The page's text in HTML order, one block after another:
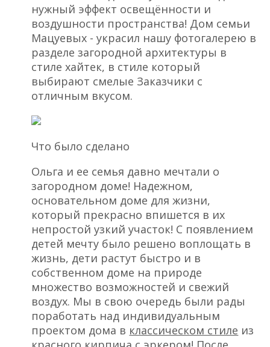
нужный эффект освещённости и
воздушности пространства! Дом семьи
Мацуевых - украсил нашу фотогалерею в
разделе загородной архитектуры в
стиле хайтек, в стиле который
выбирают смелые Заказчики с
отличным вкусом.
Что было сделано
Ольга и ее семья давно мечтали о
загородном доме! Надежном,
основательном доме для жизни,
который прекрасно впишется в их
непростой узкий участок! С появлением
детей мечту было решено воплощать в
жизнь, дети растут быстро и в
собственном доме на природе
множество возможностей и свежий
воздух. Мы в свою очередь были рады
поработать над индивидуальным
проектом дома в классическом стиле из